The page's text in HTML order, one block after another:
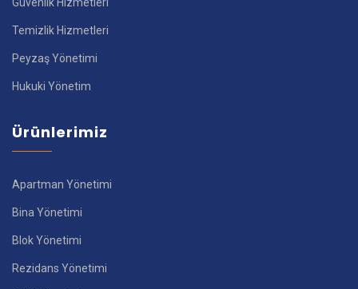
Temizlik Hizmetleri
Peyzaş Yönetimi
Hukuki Yönetim
Ürünlerimiz
Apartman Yönetimi
Bina Yönetimi
Blok Yönetimi
Rezidans Yönetimi